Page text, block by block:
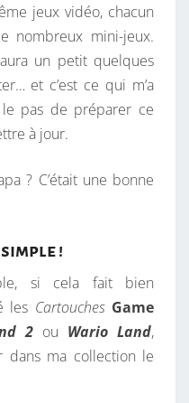
jeux vidéo, chacun
nombreux mini-jeux.
un petit quelques
et c’est ce qui m’a
pas de préparer ce
à jour.
? C’était une bonne
!
si cela fait bien
les Cartouches Game
2ou Wario Land,
dans ma collection le